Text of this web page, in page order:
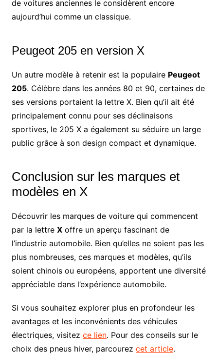
de voitures anciennes le considèrent encore
aujourd’hui comme un classique.
Peugeot 205 en version X
Un autre modèle à retenir est la populaire Peugeot
205. Célèbre dans les années 80 et 90, certaines de
ses versions portaient la lettre X. Bien qu’il ait été
principalement connu pour ses déclinaisons
sportives, le 205 X a également su séduire un large
public grâce à son design compact et dynamique.
Conclusion sur les marques et
modèles en X
Découvrir les marques de voiture qui commencent
par la lettre Xoffre un aperçu fascinant de
l’industrie automobile. Bien qu’elles ne soient pas les
plus nombreuses, ces marques et modèles, qu’ils
soient chinois ou européens, apportent une diversité
appréciable dans l’expérience automobile.
Si vous souhaitez explorer plus en profondeur les
avantages et les inconvénients des véhicules
électriques, visitez ce lien. Pour des conseils sur le
choix des pneus hiver, parcourez cet article.